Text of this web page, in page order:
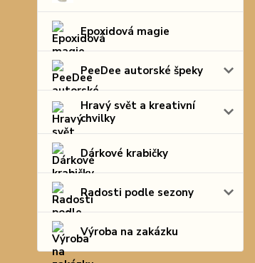
Epoxidová magie
PeeDee autorské špeky
Hravý svět a kreativní
chvilky
Dárkové krabičky
Radosti podle sezony
Výroba na zakázku